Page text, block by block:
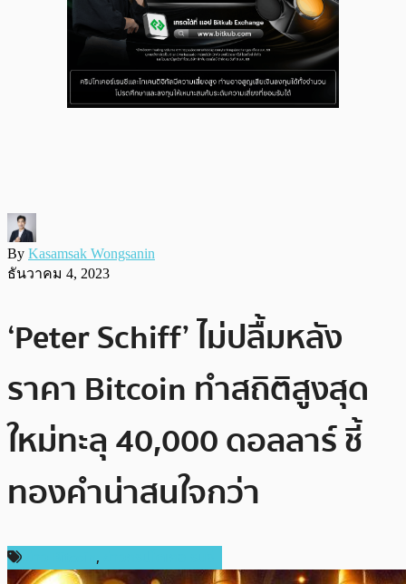
By Kasamsak Wongsanin
ธันวาคม 4, 2023
‘Peter Schiff’ ไม่ปลื้มหลัง
ราคา Bitcoin ทำสถิติสูงสุด
ใหม่ทะลุ 40,000 ดอลลาร์ ชี้
ทองคำน่าสนใจกว่า
,